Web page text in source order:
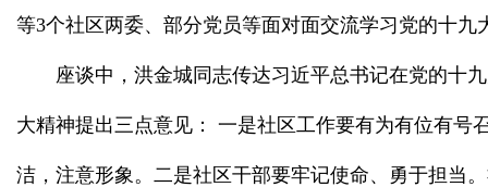
等3个社区两委、部分党员等面对面交流学习党的十九
座谈中，洪金城同志传达习近平总书记在党的十
大精神提出三点意见： 一是社区工作要有为有位有
洁，注意形象。二是社区干部要牢记使命、勇于担当